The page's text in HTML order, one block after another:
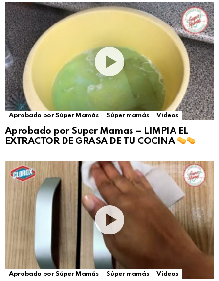
Aprobado por Súper Mamás Súper mamás Videos
Aprobado por Super Mamas – LIMPIA EL
EXTRACTOR DE GRASA DE TU COCINA
Aprobado por Súper Mamás Súper mamás Videos